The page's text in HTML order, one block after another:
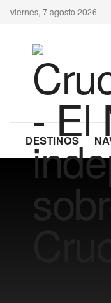
viernes, 7 agosto 2026
DESTINOS